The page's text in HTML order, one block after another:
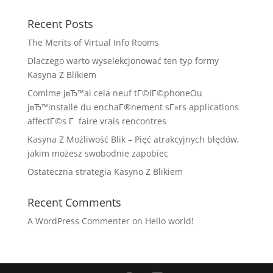
Recent Posts
The Merits of Virtual Info Rooms
Dlaczego warto wyselekcjonować ten typ formy
Kasyna Z Blikiem
Comlme jвЂ™ai cela neuf tГ©lГ©phoneOu
jвЂ™installe du enchaГ®nement sГ»rs applications
affectГ©s Г faire vrais rencontres
Kasyna Z Możliwość Blik – Pięć atrakcyjnych błędów,
jakim możesz swobodnie zapobiec
Ostateczna strategia Kasyno Z Blikiem
Recent Comments
A WordPress Commenteron Hello world!